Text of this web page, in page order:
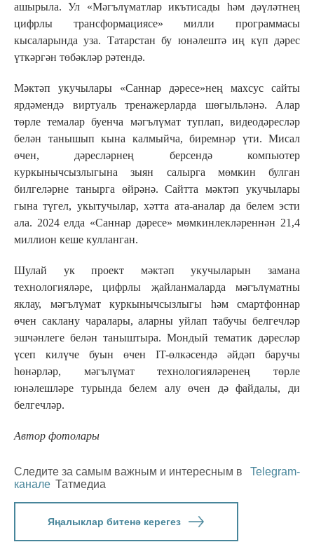
ашырыла. Ул «Мәгълүматлар икътисады һәм дәүләтнең
цифрлы трансформациясе» милли программасы
кысаларында уза. Татарстан бу юнәлештә иң күп дәрес
үткәргән төбәкләр рәтендә.
Мәктәп укучылары «Саннар дәресе»нең махсус сайты
ярдәмендә виртуаль тренажерларда шөгыльләнә. Алар
төрле темалар буенча мәгълүмат туплап, видеодәресләр
белән танышып кына калмыйча, биремнәр үти. Мисал
өчен, дәресләрнең берсендә компьютер
куркынычсызлыгына зыян салырга мөмкин булган
билгеләрне танырга өйрәнә. Сайтта мәктәп укучылары
гына түгел, укытучылар, хәтта ата-аналар да белем эсти
ала. 2024 елда «Саннар дәресе» мөмкинлекләреннән 21,4
миллион кеше кулланган.
Шулай ук проект мәктәп укучыларын замана
технологияләре, цифрлы җайланмаларда мәгълүматны
яклау, мәгълүмат куркынычсызлыгы һәм смартфоннар
өчен саклану чаралары, аларны уйлап табучы белгечләр
эшчәнлеге белән таныштыра. Мондый тематик дәресләр
үсеп килүче буын өчен IT-өлкәсендә әйдәп баручы
һөнәрләр, мәгълүмат технологияләренең төрле
юнәлешләре турында белем алу өчен дә файдалы, ди
белгечләр.
Автор фотолары
Следите за самым важным и интересным в
Telegram-
канале Татмедиа
Яңалыклар битенә керегез